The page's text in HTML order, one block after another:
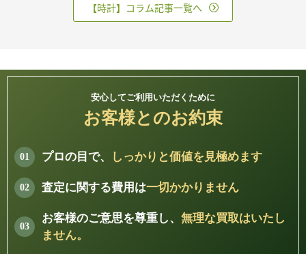
【時計】コラム記事一覧へ
安心してご利用いただくために
お客様とのお約束
プロの目で、 しっかりと価値を見極めます
査定に関する費用は一切かかりません
お客様のご意思を尊重し、 無理な買取はいたし
ません。